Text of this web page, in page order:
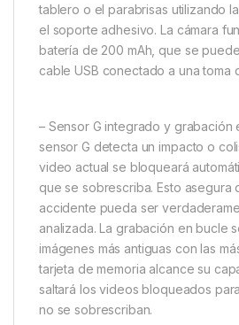
tablero o el parabrisas utilizando
el soporte adhesivo. La cámara
batería de 200 mAh, que se
cable USB conectado a una toma
– Sensor G integrado y grabación
sensor G detecta un impacto o
video actual se bloqueará
que se sobrescriba. Esto asegura
accidente pueda ser
analizada. La grabación en bucle
imágenes más antiguas con las
tarjeta de memoria alcance su
saltará los videos bloqueados
no se sobrescriban.